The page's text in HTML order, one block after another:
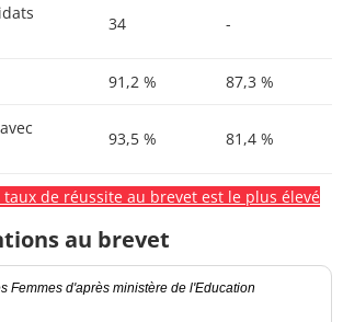
34 -
91,2 % 87,3 %
93,5 % 81,4 %
taux de réussite au brevet est le plus élevé
au brevet
Femmes d'après ministère de l'Education